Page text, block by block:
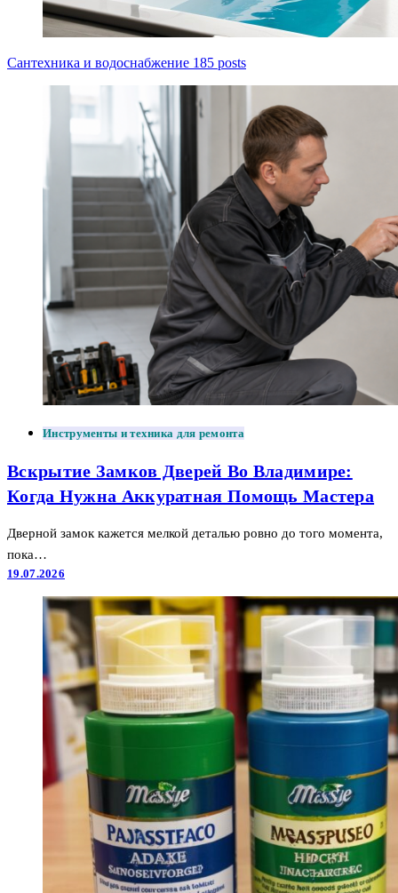
Сантехника и водоснабжение 185 posts
Инструменты и техника для ремонта
Вскрытие Замков Дверей Во Владимире:
Когда Нужна Аккуратная Помощь Мастера
Дверной замок кажется мелкой деталью ровно до того момента,
пока…
19.07.2026